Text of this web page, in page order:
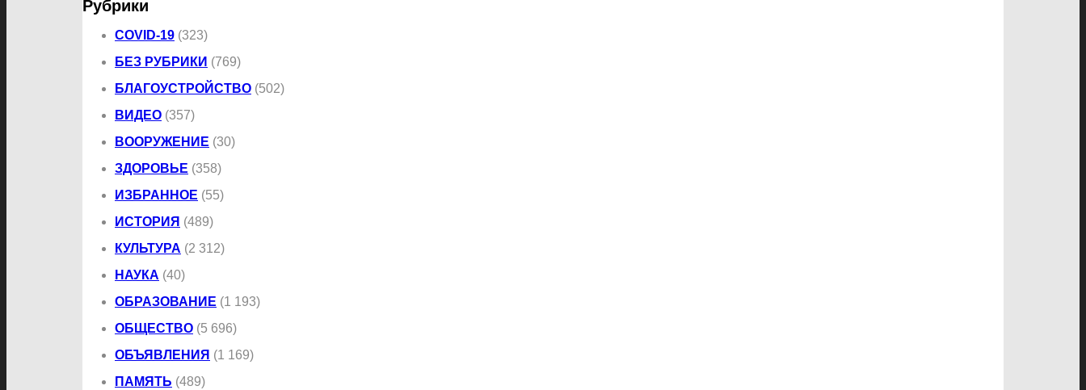
Рубрики
COVID-19 (323)
БЕЗ РУБРИКИ (769)
БЛАГОУСТРОЙСТВО (502)
ВИДЕО (357)
ВООРУЖЕНИЕ (30)
ЗДОРОВЬЕ (358)
ИЗБРАННОЕ (55)
ИСТОРИЯ (489)
КУЛЬТУРА (2 312)
НАУКА (40)
ОБРАЗОВАНИЕ (1 193)
ОБЩЕСТВО (5 696)
ОБЪЯВЛЕНИЯ (1 169)
ПАМЯТЬ (489)